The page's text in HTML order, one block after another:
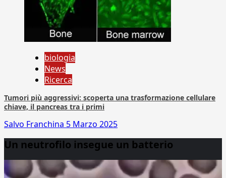
biologia
News
Ricerca
Tumori più aggressivi: scoperta una trasformazione cellulare
chiave, il pancreas tra i primi
Salvo Franchina 5 Marzo 2025
Un neutrofilo insegue un batterio
Player